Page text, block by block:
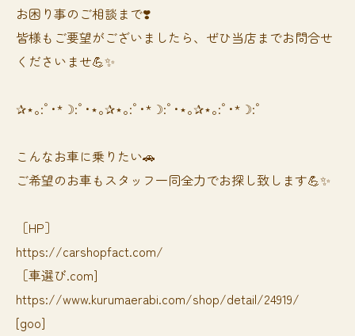
お困り事のご相談まで❣️
皆様もご要望がございましたら、ぜひ当店までお問合せ
くださいませ💪✨
✰⋆｡:ﾟ･*☽:ﾟ･⋆｡✰⋆｡:ﾟ･*☽:ﾟ･⋆｡✰⋆｡:ﾟ･*☽:ﾟ
⁡⁡⁡こんなお車に乗りたい🚗
ご希望のお車もスタッフ一同全力でお探し致します💪✨
［HP］
https://carshopfact.com/
［車選び.com]
https://www.kurumaerabi.com/shop/detail/24919/
[goo]